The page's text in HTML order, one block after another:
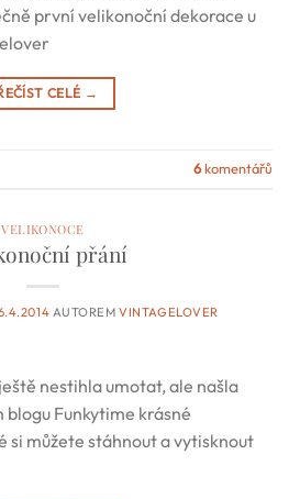
první velikonoční dekorace u
CELÉ →
6komentářů
VELIKONOCE
přání
AUTOREMVINTAGELOVER
nestihla umotat, ale našla
Funkytime krásné
můžete stáhnout a vytisknout